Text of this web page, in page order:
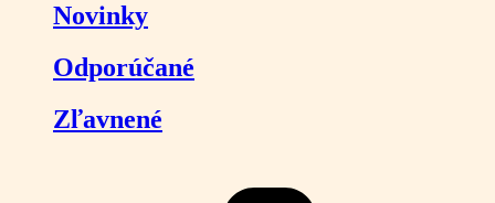
Novinky
Odporúčané
Zľavnené